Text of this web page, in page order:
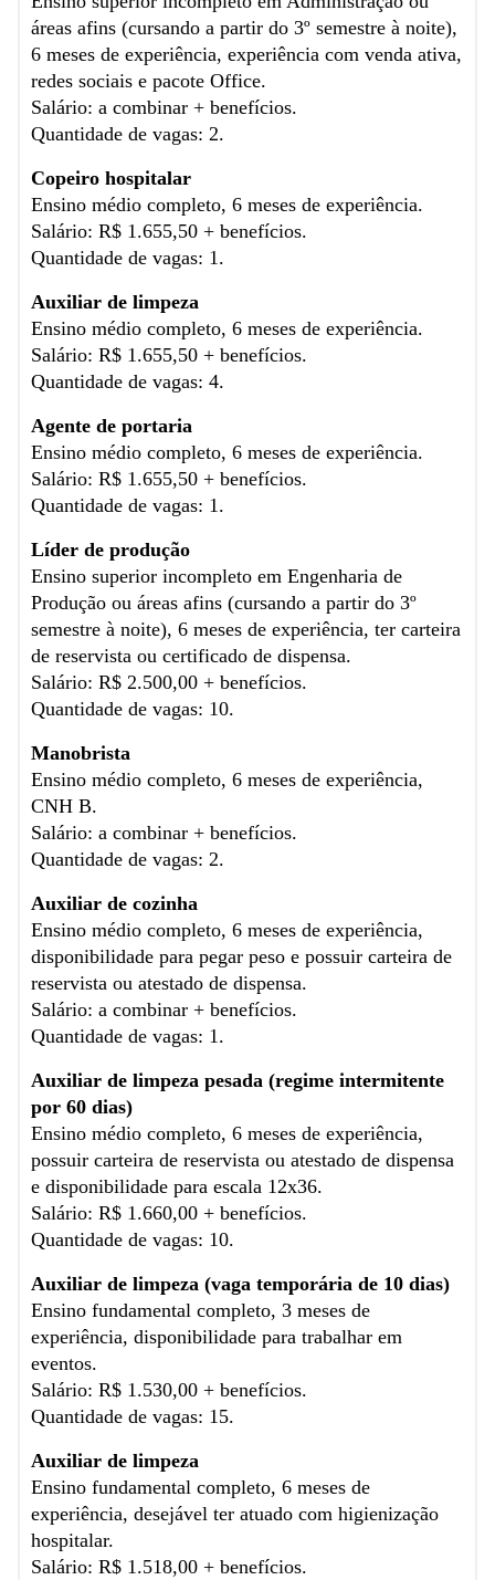
áreas afins (cursando a partir do 3º semestre à noite),
6 meses de experiência, experiência com venda ativa,
redes sociais e pacote Office.
Salário: a combinar + benefícios.
Quantidade de vagas: 2.
Copeiro hospitalar
Ensino médio completo, 6 meses de experiência.
Salário: R$ 1.655,50 + benefícios.
Quantidade de vagas: 1.
Auxiliar de limpeza
Ensino médio completo, 6 meses de experiência.
Salário: R$ 1.655,50 + benefícios.
Quantidade de vagas: 4.
Agente de portaria
Ensino médio completo, 6 meses de experiência.
Salário: R$ 1.655,50 + benefícios.
Quantidade de vagas: 1.
Líder de produção
Ensino superior incompleto em Engenharia de
Produção ou áreas afins (cursando a partir do 3º
semestre à noite), 6 meses de experiência, ter carteira
de reservista ou certificado de dispensa.
Salário: R$ 2.500,00 + benefícios.
Quantidade de vagas: 10.
Manobrista
Ensino médio completo, 6 meses de experiência,
CNH B.
Salário: a combinar + benefícios.
Quantidade de vagas: 2.
Auxiliar de cozinha
Ensino médio completo, 6 meses de experiência,
disponibilidade para pegar peso e possuir carteira de
reservista ou atestado de dispensa.
Salário: a combinar + benefícios.
Quantidade de vagas: 1.
Auxiliar de limpeza pesada (regime intermitente
por 60 dias)
Ensino médio completo, 6 meses de experiência,
possuir carteira de reservista ou atestado de dispensa
e disponibilidade para escala 12x36.
Salário: R$ 1.660,00 + benefícios.
Quantidade de vagas: 10.
Auxiliar de limpeza (vaga temporária de 10 dias)
Ensino fundamental completo, 3 meses de
experiência, disponibilidade para trabalhar em
eventos.
Salário: R$ 1.530,00 + benefícios.
Quantidade de vagas: 15.
Auxiliar de limpeza
Ensino fundamental completo, 6 meses de
experiência, desejável ter atuado com higienização
hospitalar.
Salário: R$ 1.518,00 + benefícios.